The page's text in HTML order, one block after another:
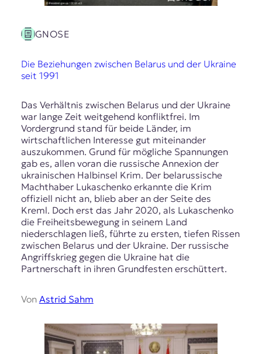
GNOSE
Die Beziehungen zwischen Belarus und der Ukraine
seit 1991
Das Verhältnis zwischen Belarus und der Ukraine
war lange Zeit weitgehend konfliktfrei. Im
Vordergrund stand für beide Länder, im
wirtschaftlichen Interesse gut miteinander
auszukommen. Grund für mögliche Spannungen
gab es, allen voran die russische Annexion der
ukrainischen Halbinsel Krim. Der belarussische
Machthaber Lukaschenko erkannte die Krim
offiziell nicht an, blieb aber an der Seite des
Kreml. Doch erst das Jahr 2020, als Lukaschenko
die Freiheitsbewegung in seinem Land
niederschlagen ließ, führte zu ersten, tiefen Rissen
zwischen Belarus und der Ukraine. Der russische
Angriffskrieg gegen die Ukraine hat die
Partnerschaft in ihren Grundfesten erschüttert.
Von Astrid Sahm